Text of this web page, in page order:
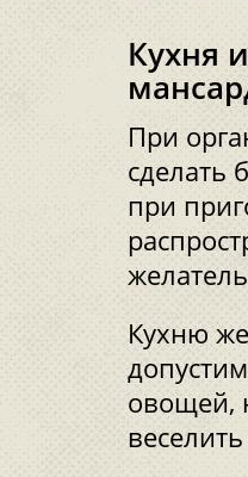
Кухня
При
сделать
при
Кухню
овощей,